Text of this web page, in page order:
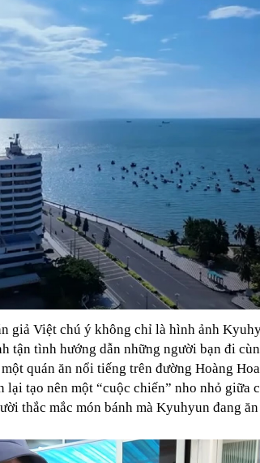
giả Việt chú ý không chỉ là hình ảnh
tận tình hướng dẫn những người bạn đi
quán ăn nổi tiếng trên đường Hoàng
lại tạo nên một “cuộc chiến” nho nhỏ giữa
thắc mắc món bánh mà Kyuhyun đang